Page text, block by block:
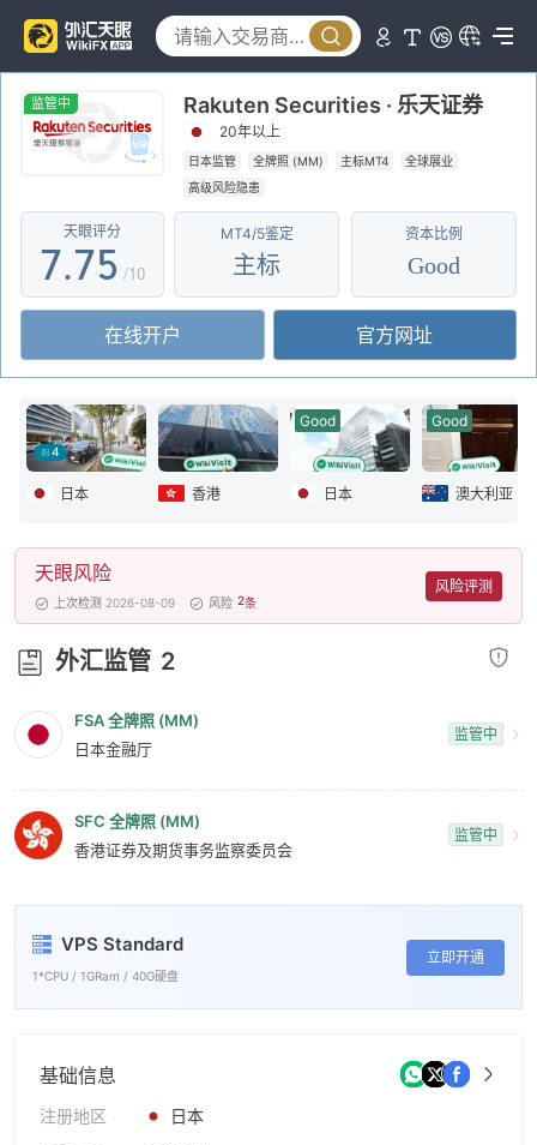
监管中 Rakuten Securities · 乐天证券
20年以上
日本监管 全牌照 (MM) 主标MT4
全球展业
高级风险隐患
天眼评分
2
3
4
6
7
8
9
.
2
3
4
6
7
8
9
0
1
2
4
5
6
7
8
9
/10
MT4/5鉴定
主标
资本比例
Good
在线开户 官方网址
4
日本 香港
Good
日本
Good
澳大利亚
天眼风险
上次检测 2026-08-09 风险 2条
风险评测
外汇监管 2
FSA 全牌照 (MM)
日本金融厅
监管中
SFC 全牌照 (MM)
香港证券及期货事务监察委员会
监管中
VPS Standard
1*CPU / 1GRam / 40G硬盘
立即开通
基础信息
注册地区
日本